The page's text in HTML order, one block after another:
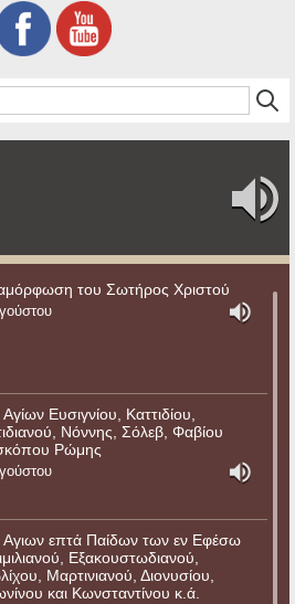
του Σωτήρος Χριστού
Ευσιγνίου, Καττιδίου,
Νόννης, Σόλεβ, Φαβίου
Ρώμης
επτά Παίδων των εν Εφέσω
Εξακουστωδιανού,
Μαρτινιανού, Διονυσίου,
και Κωνσταντίνου κ.ά.